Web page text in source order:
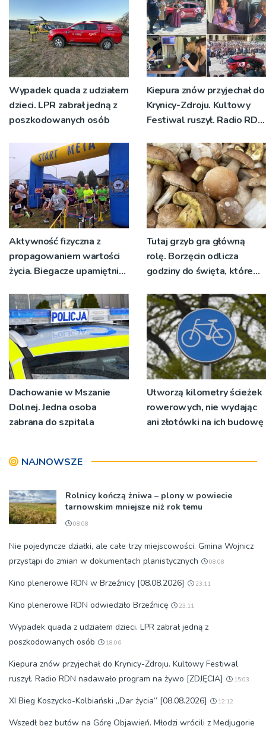
Wypadek quada z udziałem
dzieci. LPR zabrał jedną z
poszkodowanych osób
Kiepura znów przyjechał do
Krynicy-Zdroju. Kultowy
Festiwal ruszył. Radio RDN
żywo [ZDJĘCIA]
Aktywność fizyczna z
propagowaniem wartości
życia. Biegacze upamiętnili
Tutaj grzyb gra główną
rolę. Borzęcin odlicza
godziny do święta, które
pokoleń
Dachowanie w Mszanie
Dolnej. Jedna osoba
zabrana do szpitala
Utworzą kilometry ścieżek
rowerowych, nie wydając
ani złotówki na ich budowę
NAJNOWSZE
Rolnicy kończą żniwa – plony w powiecie
tarnowskim mniejsze niż rok temu
08:08
Nie pojedyncze działki, ale całe trzy miejscowości. Gmina Wojnicz
przystąpi do zmian w dokumentach planistycznych
08:08
Kino plenerowe RDN w Brzeźnicy [08.08.2026] 23:11
Kino plenerowe RDN odwiedziło Brzeźnicę 23:11
Wypadek quada z udziałem dzieci. LPR zabrał jedną z
poszkodowanych osób
18:06
Kiepura znów przyjechał do Krynicy-Zdroju. Kultowy Festiwal
ruszył. Radio RDN nadawało program na żywo [ZDJĘCIA]
15:03
XI Bieg Koszycko-Kolbiański „Dar życia” [08.08.2026] 12:12
Wszedł bez butów na Górę Objawień. Młodzi wrócili z Medjugorie